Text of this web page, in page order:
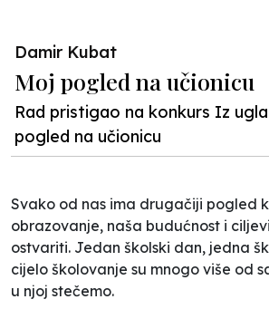
Damir Kubat
Moj pogled na učionicu
Rad pristigao na konkurs Iz
pogled na učionicu
Svako od nas ima drugačiji pogled
obrazovanje, naša budućnost i
ostvariti. Jedan školski dan, jedna
cijelo školovanje su mnogo više od
u njoj stečemo.